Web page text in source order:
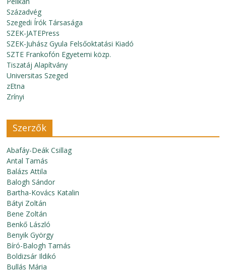
Századvég
Szegedi Írók Társasága
SZEK-JATEPress
SZEK-Juhász Gyula Felsőoktatási Kiadó
SZTE Frankofón Egyetemi közp.
Tiszatáj Alapítvány
Universitas Szeged
zEtna
Zrínyi
Szerzők
Abafáy-Deák Csillag
Antal Tamás
Balázs Attila
Balogh Sándor
Bartha-Kovács Katalin
Bátyi Zoltán
Bene Zoltán
Benkő László
Benyik György
Bíró-Balogh Tamás
Boldizsár Ildikó
Bullás Mária